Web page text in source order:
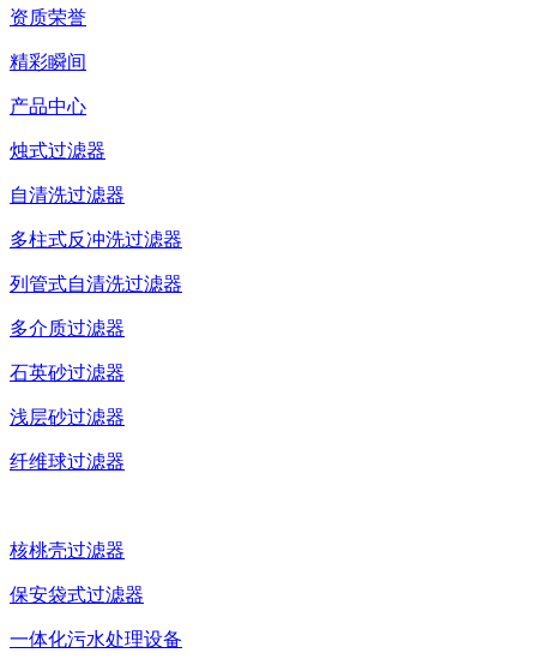
资质荣誉
精彩瞬间
产品中心
烛式过滤器
自清洗过滤器
多柱式反冲洗过滤器
列管式自清洗过滤器
多介质过滤器
石英砂过滤器
浅层砂过滤器
纤维球过滤器
核桃壳过滤器
保安袋式过滤器
一体化污水处理设备